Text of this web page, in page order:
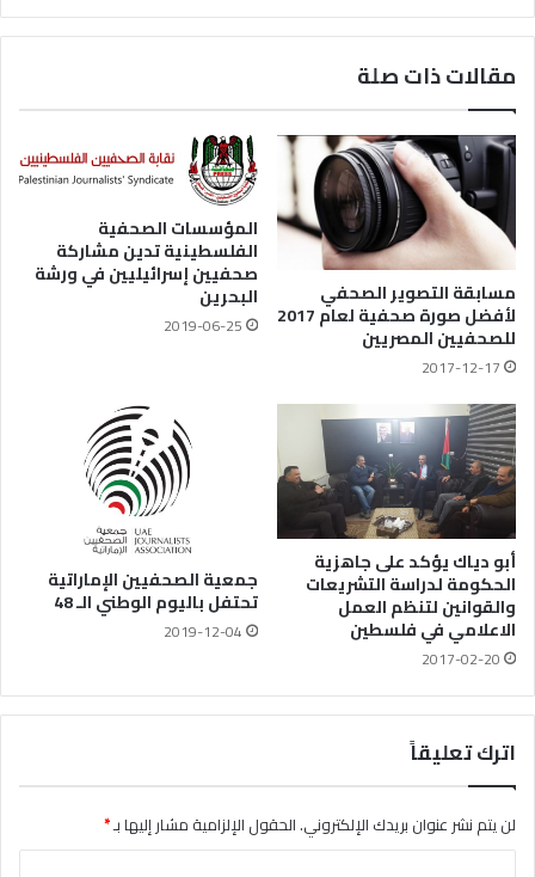
مقالات ذات صلة
مسابقة التصوير الصحفي
لأفضل صورة صحفية لعام 2017
للصحفيين المصريين
2017-12-17
المؤسسات الصحفية
الفلسطينية تدين مشاركة
صحفيين إسرائيليين في ورشة
البحرين
2019-06-25
أبو دياك يؤكد على جاهزية
الحكومة لدراسة التشريعات
والقوانين لتنظم العمل
الاعلامي في فلسطين
2017-02-20
جمعية الصحفيين الإماراتية
تحتفل باليوم الوطني الـ 48
2019-12-04
اترك تعليقاً
لن يتم نشر عنوان بريدك الإلكتروني.الحقول الإلزامية مشار إليها بـ*